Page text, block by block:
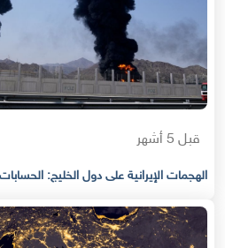
قبل 5 أشهر
الهجمات الإيرانية على دول الخليج: